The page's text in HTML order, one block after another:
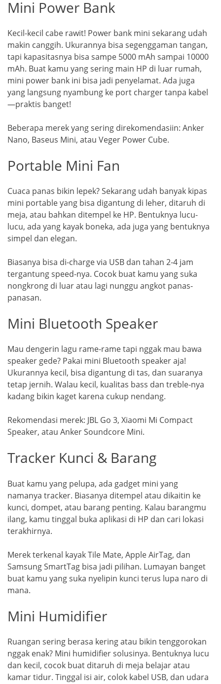
Mini Power Bank
Kecil-kecil cabe rawit! Power bank mini sekarang udah
makin canggih. Ukurannya bisa segenggaman tangan,
tapi kapasitasnya bisa sampe 5000 mAh sampai 10000
mAh. Buat kamu yang sering main HP di luar rumah,
mini power bank ini bisa jadi penyelamat. Ada juga
yang langsung nyambung ke port charger tanpa kabel
—praktis banget!
Beberapa merek yang sering direkomendasiin: Anker
Nano, Baseus Mini, atau Veger Power Cube.
Portable Mini Fan
Cuaca panas bikin lepek? Sekarang udah banyak kipas
mini portable yang bisa digantung di leher, ditaruh di
meja, atau bahkan ditempel ke HP. Bentuknya lucu-
lucu, ada yang kayak boneka, ada juga yang bentuknya
simpel dan elegan.
Biasanya bisa di-charge via USB dan tahan 2-4 jam
tergantung speed-nya. Cocok buat kamu yang suka
nongkrong di luar atau lagi nunggu angkot panas-
panasan.
Mini Bluetooth Speaker
Mau dengerin lagu rame-rame tapi nggak mau bawa
speaker gede? Pakai mini Bluetooth speaker aja!
Ukurannya kecil, bisa digantung di tas, dan suaranya
tetap jernih. Walau kecil, kualitas bass dan treble-nya
kadang bikin kaget karena cukup nendang.
Rekomendasi merek: JBL Go 3, Xiaomi Mi Compact
Speaker, atau Anker Soundcore Mini.
Tracker Kunci & Barang
Buat kamu yang pelupa, ada gadget mini yang
namanya tracker. Biasanya ditempel atau dikaitin ke
kunci, dompet, atau barang penting. Kalau barangmu
ilang, kamu tinggal buka aplikasi di HP dan cari lokasi
terakhirnya.
Merek terkenal kayak Tile Mate, Apple AirTag, dan
Samsung SmartTag bisa jadi pilihan. Lumayan banget
buat kamu yang suka nyelipin kunci terus lupa naro di
mana.
Mini Humidifier
Ruangan sering berasa kering atau bikin tenggorokan
nggak enak? Mini humidifier solusinya. Bentuknya lucu
dan kecil, cocok buat ditaruh di meja belajar atau
kamar tidur. Tinggal isi air, colok kabel USB, dan udara